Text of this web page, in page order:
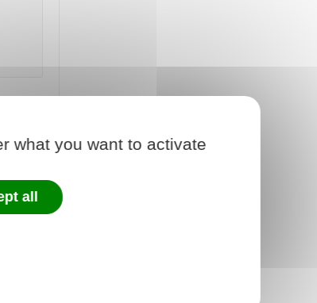
what you want to activate
all